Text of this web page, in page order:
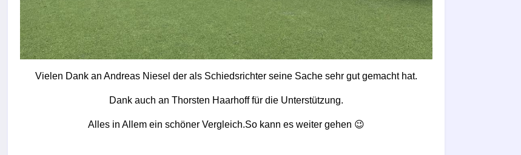
Vielen Dank an Andreas Niesel der als Schiedsrichter seine Sache sehr gut gemacht hat.
Dank auch an Thorsten Haarhoff für die Unterstützung.
Alles in Allem ein schöner Vergleich.So kann es weiter gehen 😉